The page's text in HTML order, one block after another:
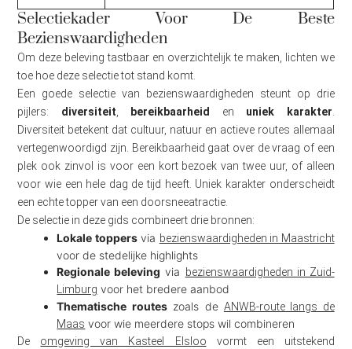
Selectiekader Voor De Beste
Bezienswaardigheden
Om deze beleving tastbaar en overzichtelijk te maken, lichten we
toe hoe deze selectie tot stand komt.
Een goede selectie van bezienswaardigheden steunt op drie
pijlers: diversiteit, bereikbaarheid en uniek karakter.
Diversiteit betekent dat cultuur, natuur en actieve routes allemaal
vertegenwoordigd zijn. Bereikbaarheid gaat over de vraag of een
plek ook zinvol is voor een kort bezoek van twee uur, of alleen
voor wie een hele dag de tijd heeft. Uniek karakter onderscheidt
een echte topper van een doorsneeatractie.
De selectie in deze gids combineert drie bronnen:
Lokale toppersvia bezienswaardigheden in Maastricht
voor de stedelijke highlights
Regionale beleving via bezienswaardigheden in Zuid-
Limburg voor het bredere aanbod
Thematische routeszoals de ANWB-route langs de
Maas voor wie meerdere stops wil combineren
De omgeving van Kasteel Elsloo vormt een uitstekend